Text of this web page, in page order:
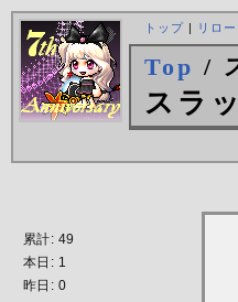
トップ| リロー
Top /
スラ
累計: 49
本日: 1
昨日: 0